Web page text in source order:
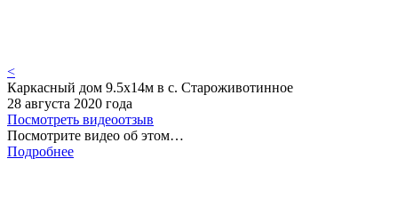
<
Каркасный дом 9.5х14м в с. Староживотинное
28 августа 2020 года
Посмотреть видеоотзыв
Посмотрите видео об этом…
Подробнее